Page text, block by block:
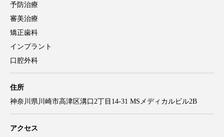
予防治療
審美治療
矯正歯科
インプラント
口腔外科
住所
神奈川県川崎市高津区溝口2丁目14-31 MSメディカルビル2B
アクセス